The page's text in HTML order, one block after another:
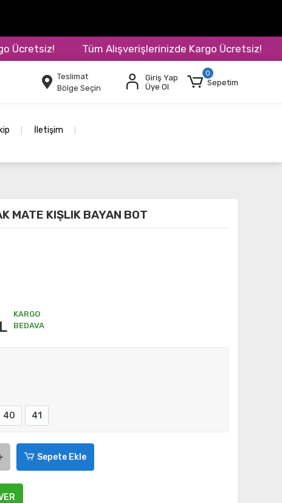
Tüm Alışverişlerinizde Kargo Ücretsiz!
Teslimat
Bölge Seçin
Giriş Yap
Üye Ol
0
Sepetim
İletişim
MATE KIŞLIK BAYAN BOT
KARGO
BEDAVA
40 41
Sepete Ekle